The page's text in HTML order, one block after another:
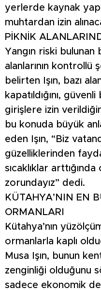
yerlerde kaynak
muhtardan izin
PİKNİK
Yangın riski
alanlarının kontrollü
belirten Işın, bazı
kapatıldığını,
girişlere izin
bu konuda büyük
eden Işın, “Biz
güzelliklerinden
sıcaklıklar
zorundayız” dedi.
KÜTAHYA’NIN EN
ORMANLARI
Kütahya’nın
ormanlarla kaplı
Musa Işın, bunun
zenginliği olduğunu
sadece ekonomik